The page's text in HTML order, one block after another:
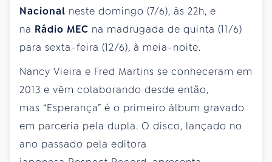
Nacional neste domingo (7/6), às 22h, e
na Rádio MEC na madrugada de quinta (11/6)
para sexta-feira (12/6), à meia-noite.
Nancy Vieira e Fred Martins se conheceram em
2013 e vêm colaborando desde então,
mas “Esperança” é o primeiro álbum gravado
em parceria pela dupla. O disco, lançado no
ano passado pela editora